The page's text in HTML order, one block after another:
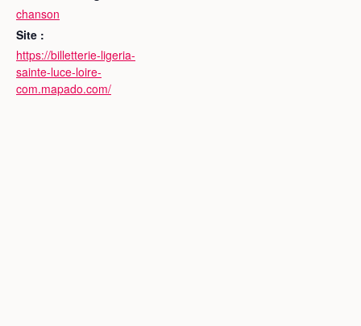
chanson
Site :
https://billetterie-ligeria-
sainte-luce-loire-
com.mapado.com/